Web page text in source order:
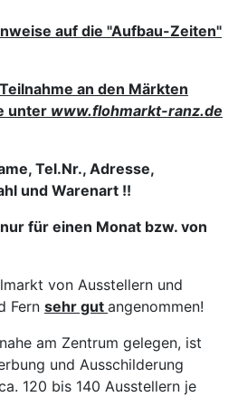
auf die "Aufbau-Zeiten"
an den Märkten
unter www.flohmarkt-ranz.de
Tel.Nr., Adresse,
und Warenart !!
für einen Monat bzw. von
von Ausstellern und
Fern sehr gut angenommen!
am Zentrum gelegen, ist
und Ausschilderung
120 bis 140 Ausstellern je